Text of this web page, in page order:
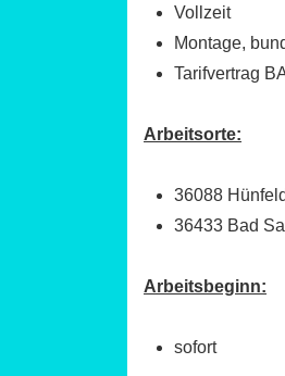
Vollzeit
Montage,
Tarifvertrag
Arbeitsorte:
36088
36433 Bad
Arbeitsbeginn:
sofort